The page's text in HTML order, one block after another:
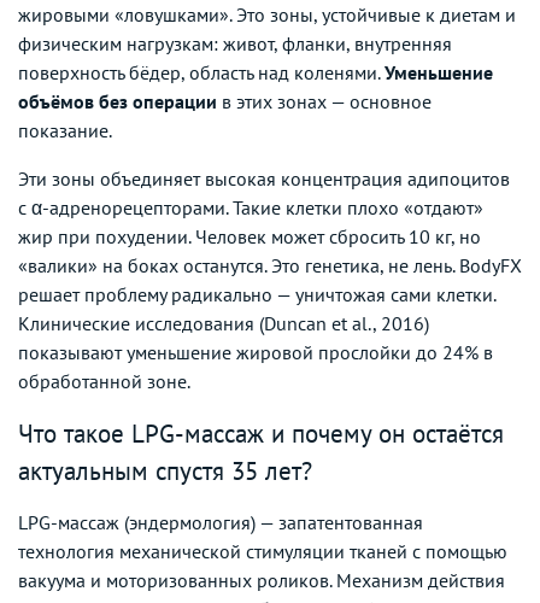
жировыми «ловушками». Это зоны, устойчивые к диетам и
физическим нагрузкам: живот, фланки, внутренняя
поверхность бёдер, область над коленями.Уменьшение
объёмов без операции в этих зонах — основное
показание.
Эти зоны объединяет высокая концентрация адипоцитов
с α-адренорецепторами. Такие клетки плохо «отдают»
жир при похудении. Человек может сбросить 10 кг, но
«валики» на боках останутся. Это генетика, не лень. BodyFX
решает проблему радикально — уничтожая сами клетки.
Клинические исследования (Duncan et al., 2016)
показывают уменьшение жировой прослойки до 24% в
обработанной зоне.
Что такое LPG-массаж и почему он остаётся
актуальным спустя 35 лет?
LPG-массаж (эндермология) — запатентованная
технология механической стимуляции тканей с помощью
вакуума и моторизованных роликов. Механизм действия